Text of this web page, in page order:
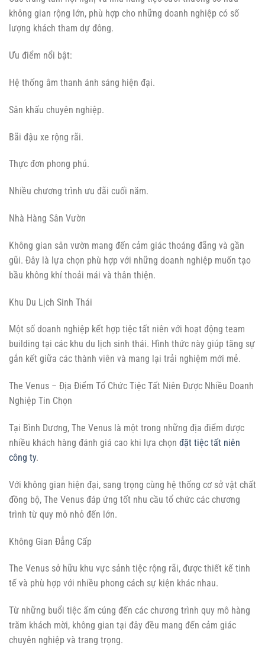
không gian rộng lớn, phù hợp cho những doanh nghiệp có số
lượng khách tham dự đông.
Ưu điểm nổi bật:
Hệ thống âm thanh ánh sáng hiện đại.
Sân khấu chuyên nghiệp.
Bãi đậu xe rộng rãi.
Thực đơn phong phú.
Nhiều chương trình ưu đãi cuối năm.
Nhà Hàng Sân Vườn
Không gian sân vườn mang đến cảm giác thoáng đãng và gần
gũi. Đây là lựa chọn phù hợp với những doanh nghiệp muốn tạo
bầu không khí thoải mái và thân thiện.
Khu Du Lịch Sinh Thái
Một số doanh nghiệp kết hợp tiệc tất niên với hoạt động team
building tại các khu du lịch sinh thái. Hình thức này giúp tăng sự
gắn kết giữa các thành viên và mang lại trải nghiệm mới mẻ.
The Venus – Địa Điểm Tổ Chức Tiệc Tất Niên Được Nhiều Doanh
Nghiệp Tin Chọn
Tại Bình Dương, The Venus là một trong những địa điểm được
nhiều khách hàng đánh giá cao khi lựa chọn đặt tiệc tất niên
công ty.
Với không gian hiện đại, sang trọng cùng hệ thống cơ sở vật chất
đồng bộ, The Venus đáp ứng tốt nhu cầu tổ chức các chương
trình từ quy mô nhỏ đến lớn.
Không Gian Đẳng Cấp
The Venus sở hữu khu vực sảnh tiệc rộng rãi, được thiết kế tinh
tế và phù hợp với nhiều phong cách sự kiện khác nhau.
Từ những buổi tiệc ấm cúng đến các chương trình quy mô hàng
trăm khách mời, không gian tại đây đều mang đến cảm giác
chuyên nghiệp và trang trọng.